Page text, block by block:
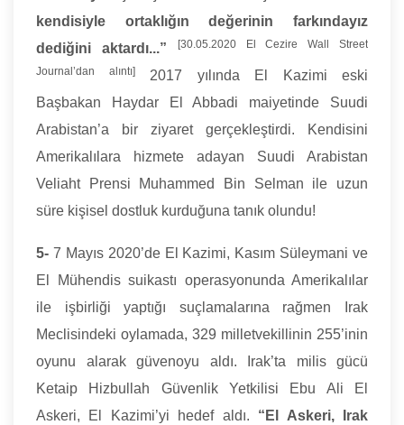
kendisiyle ortaklığın değerinin farkındayız
dediğini aktardı...”
[30.05.2020 El Cezire Wall Street
Journal’dan alıntı]2017 yılında El Kazimi eski
Başbakan Haydar El Abbadi maiyetinde Suudi
Arabistan’a bir ziyaret gerçekleştirdi. Kendisini
Amerikalılara hizmete adayan Suudi Arabistan
Veliaht Prensi Muhammed Bin Selman ile uzun
süre kişisel dostluk kurduğuna tanık olundu!
5- 7 Mayıs 2020’de El Kazimi, Kasım Süleymani ve
El Mühendis suikastı operasyonunda Amerikalılar
ile işbirliği yaptığı suçlamalarına rağmen Irak
Meclisindeki oylamada, 329 milletvekillinin 255’inin
oyunu alarak güvenoyu aldı. Irak’ta milis gücü
Ketaip Hizbullah Güvenlik Yetkilisi Ebu Ali El
Askeri, El Kazimi’yi hedef aldı. “El Askeri, Irak